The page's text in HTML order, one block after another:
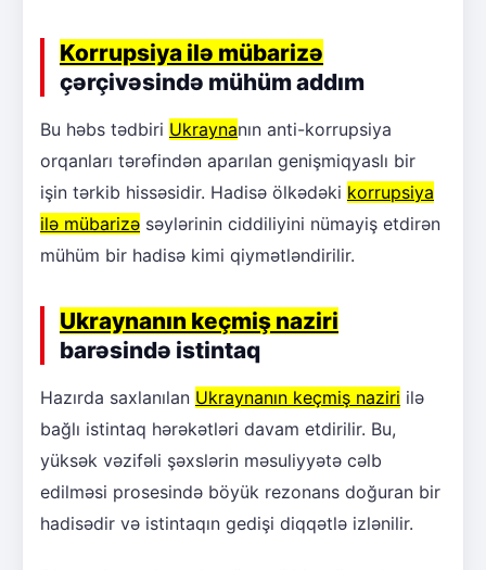
Korrupsiya ilə mübarizə
çərçivəsində mühüm addım
Bu həbs tədbiri Ukraynanın anti-korrupsiya
orqanları tərəfindən aparılan genişmiqyaslı bir
işin tərkib hissəsidir. Hadisə ölkədəki korrupsiya
ilə mübarizə səylərinin ciddiliyini nümayiş etdirən
mühüm bir hadisə kimi qiymətləndirilir.
Ukraynanın keçmiş naziri
barəsində istintaq
Hazırda saxlanılan Ukraynanın keçmiş naziri ilə
bağlı istintaq hərəkətləri davam etdirilir. Bu,
yüksək vəzifəli şəxslərin məsuliyyətə cəlb
edilməsi prosesində böyük rezonans doğuran bir
hadisədir və istintaqın gedişi diqqətlə izlənilir.